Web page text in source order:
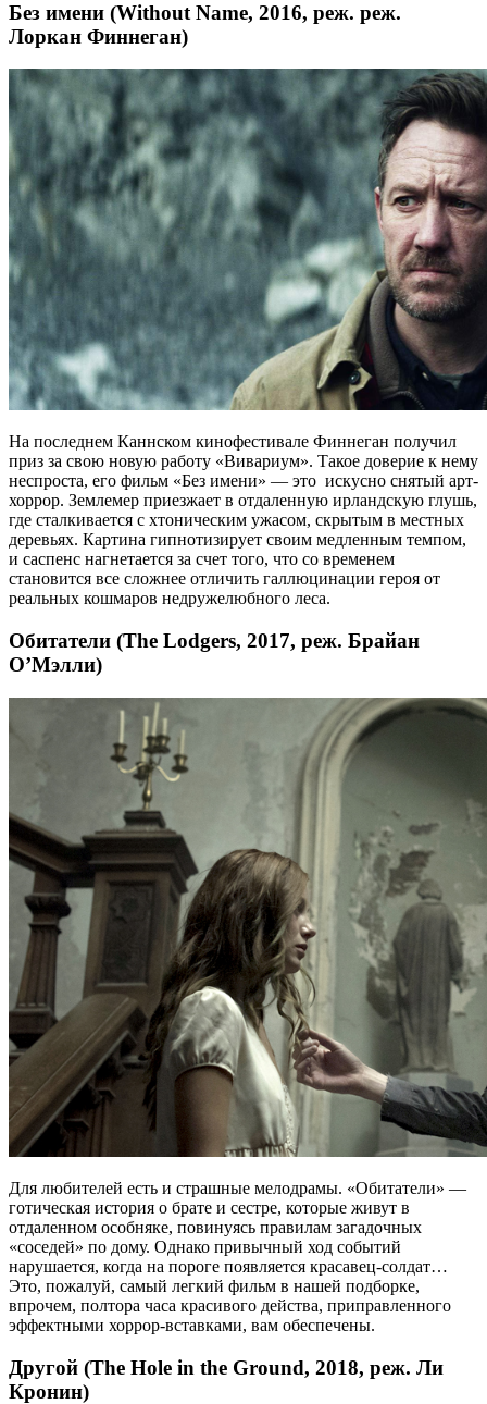
Без имени (Without Name, 2016, реж. реж.
Лоркан Финнеган)
На последнем Каннском кинофестивале Финнеган получил
приз за свою новую работу «Вивариум». Такое доверие к нему
неспроста, его фильм «Без имени» — это искусно снятый арт-
хоррор. Землемер приезжает в отдаленную ирландскую глушь,
где сталкивается с хтоническим ужасом, скрытым в местных
деревьях. Картина гипнотизирует своим медленным темпом,
и саспенс нагнетается за счет того, что со временем
становится все сложнее отличить галлюцинации героя от
реальных кошмаров недружелюбного леса.
Обитатели (The Lodgers, 2017, реж. Брайан
О’Мэлли)
Для любителей есть и страшные мелодрамы. «Обитатели» —
готическая история о брате и сестре, которые живут в
отдаленном особняке, повинуясь правилам загадочных
«соседей» по дому. Однако привычный ход событий
нарушается, когда на пороге появляется красавец-солдат…
Это, пожалуй, самый легкий фильм в нашей подборке,
впрочем, полтора часа красивого действа, приправленного
эффектными хоррор-вставками, вам обеспечены.
Другой (The Hole in the Ground, 2018, реж. Ли
Кронин)